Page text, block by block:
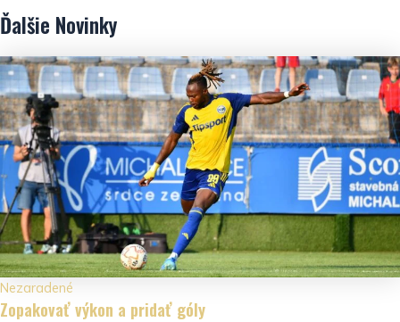
Ďalšie Novinky
Nezaradené
Zopakovať výkon a pridať góly